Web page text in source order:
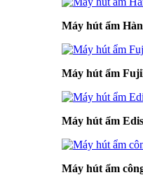
Máy hút ẩm
Máy hút ẩm
Máy hút ẩm
Máy hút ẩm